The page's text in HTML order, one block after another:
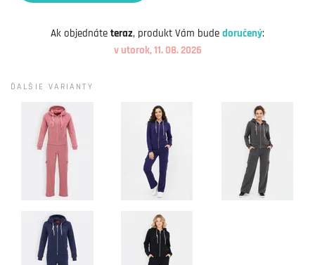
Ak objednáte teraz, produkt Vám bude doručený:
v utorok, 11. 08. 2026
ĎALŠIE VARIANTY